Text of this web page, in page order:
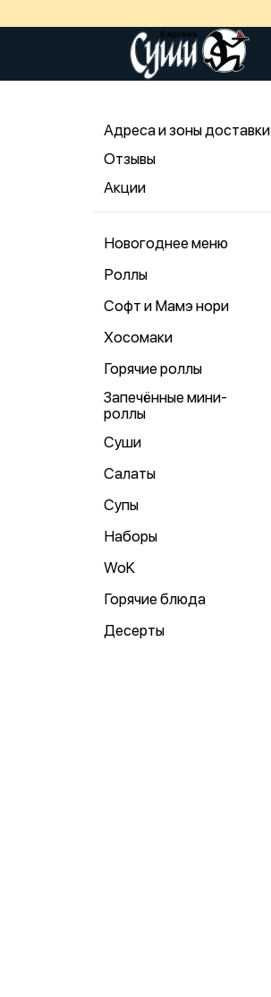
Адреса и зоны доставки
Отзывы
Акции
Новогоднее меню
Роллы
Софт и Мамэ нори
Хосомаки
Горячие роллы
Запечённые мини-
роллы
Суши
Салаты
Супы
Наборы
WoK
Горячие блюда
Десерты